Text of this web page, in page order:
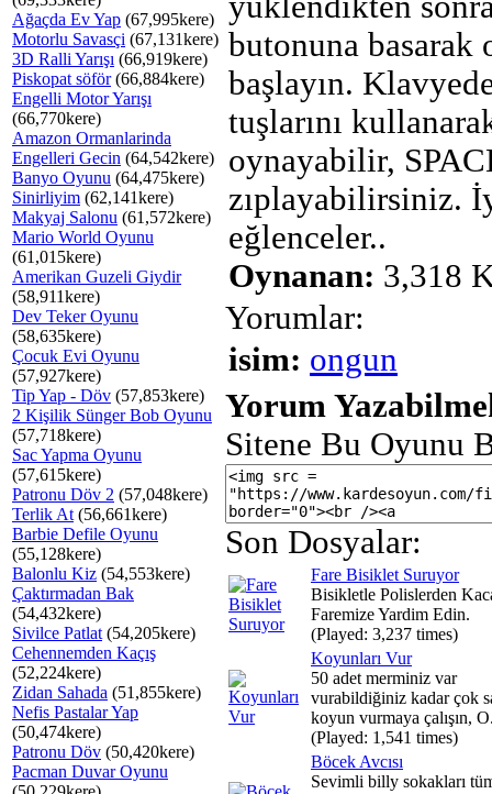
Ağaçda Ev Yap (67,995kere)
Motorlu Savasçi (67,131kere)
3D Ralli Yarışı (66,919kere)
Piskopat söför(66,884kere)
Engelli Motor Yarışı
(66,770kere)
Amazon Ormanlarinda
Engelleri Gecin (64,542kere)
Banyo Oyunu (64,475kere)
Sinirliyim (62,141kere)
Makyaj Salonu (61,572kere)
Mario World Oyunu
(61,015kere)
Amerikan Guzeli Giydir
(58,911kere)
Dev Teker Oyunu
(58,635kere)
Çocuk Evi Oyunu
(57,927kere)
Tip Yap - Döv (57,853kere)
2 Kişilik Sünger Bob Oyunu
(57,718kere)
Sac Yapma Oyunu
(57,615kere)
Patronu Döv 2 (57,048kere)
Terlik At (56,661kere)
Barbie Defile Oyunu
(55,128kere)
Balonlu Kiz (54,553kere)
Çaktırmadan Bak
(54,432kere)
Sivilce Patlat (54,205kere)
Cehennemden Kaçış
(52,224kere)
Zidan Sahada (51,855kere)
Nefis Pastalar Yap
(50,474kere)
Patronu Döv (50,420kere)
Pacman Duvar Oyunu
butonuna basarak
başlayın.
tuşlarını
oynayabilir,
zıplayabilirsiniz.
eğlenceler..
Oynanan: 3,318
Yorumlar:
isim: ongun
Yorum
Sitene Bu Oyunu
Son Dosyalar:
Fare Bisiklet Suruyor
Bisikletle Polislerden
Faremize Yardim Edin.
(Played: 3,237 times)
Koyunları Vur
50 adet merminiz var
vurabildiğiniz kadar çok
koyun vurmaya çalışın,
(Played: 1,541 times)
Böcek Avcısı
Sevimli billy sokakları